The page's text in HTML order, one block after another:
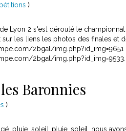
)
Lyon 2 s'est déroulé le
les liens les photos des finales et
2bgal/img.php?id_img=9651
2bgal/img.php?id_img=9533...
Baronnies
)
pluie, soleil, pluie, soleil, nous